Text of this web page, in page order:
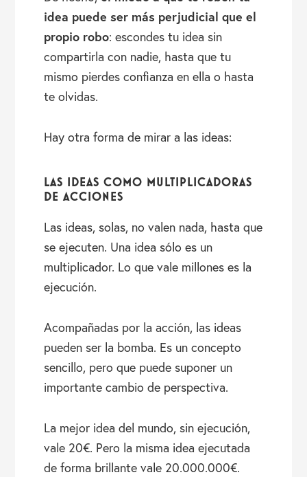
idea puede ser más perjudicial que el
propio robo: escondes tu idea sin
compartirla con nadie, hasta que tu
mismo pierdes confianza en ella o hasta
te olvidas.
Hay otra forma de mirar a las ideas:
LAS IDEAS COMO MULTIPLICADORAS
DE ACCIONES
Las ideas, solas, no valen nada, hasta que
se ejecuten. Una idea sólo es un
multiplicador. Lo que vale millones es la
ejecución.
Acompañadas por la acción, las ideas
pueden ser la bomba. Es un concepto
sencillo, pero que puede suponer un
importante cambio de perspectiva.
La mejor idea del mundo, sin ejecución,
vale 20€. Pero la misma idea ejecutada
de forma brillante vale 20.000.000€.